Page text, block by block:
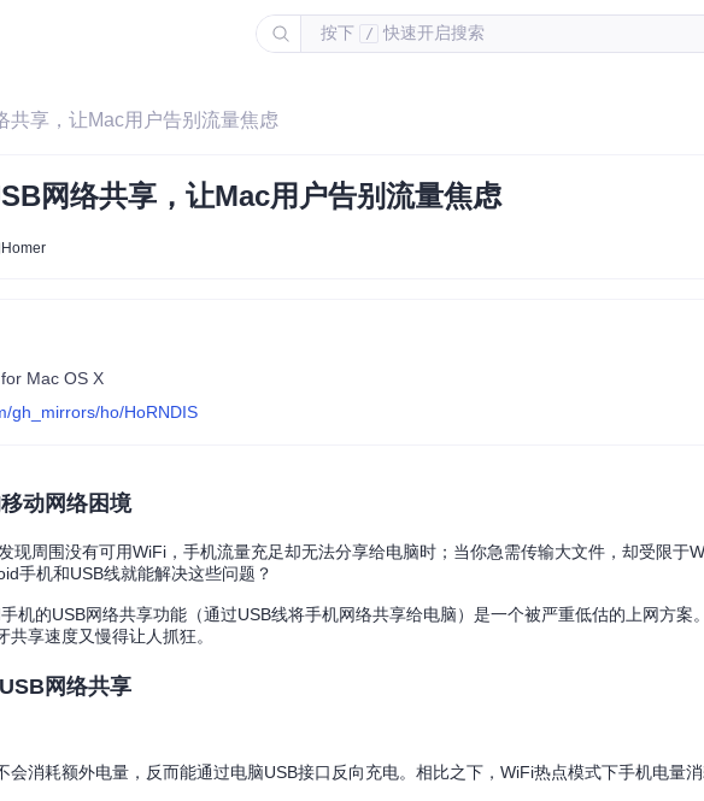
按下 / 快速开启搜索
共享，让Mac用户告别流量焦虑
网络共享，让Mac用户告别流量焦虑
Mac OS X
gh_mirrors/ho/HoRNDIS
动网络困境
现周围没有可用WiFi，手机流量充足却无法分享给电脑时；当你急需传输大文件，却受限于
手机和USB线就能解决这些问题？
机的USB网络共享功能（通过USB线将手机网络共享给电脑）是一个被严重低估的上网方案
享速度又慢得让人抓狂。
网络共享
会消耗额外电量，反而能通过电脑USB接口反向充电。相比之下，WiFi热点模式下手机电量消